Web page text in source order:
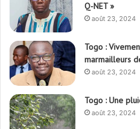
Q-NET »
août 23, 2024
Togo :
marmailleurs
août 23, 2024
Togo : Une
août 23, 2024